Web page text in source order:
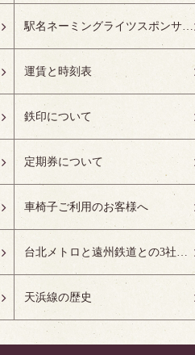
駅名ネーミングライツスポンサー紹介
運賃と時刻表
鉄印について
定期券について
車椅子ご利用のお客様へ
台北メトロと遠州鉄道との3社友好協定について
天浜線の歴史